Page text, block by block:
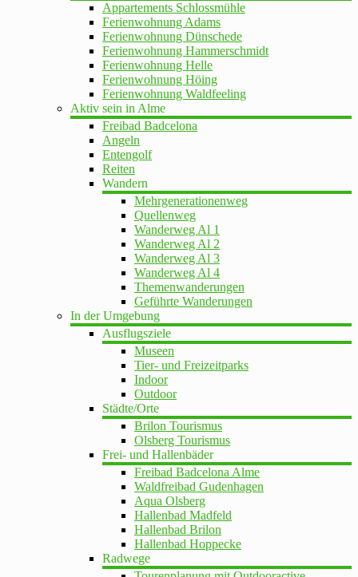
Appartements Schlossmühle
Ferienwohnung Adams
Ferienwohnung Dünschede
Ferienwohnung Hammerschmidt
Ferienwohnung Helle
Ferienwohnung Höing
Ferienwohnung Waldfeeling
Aktiv sein in Alme
Freibad Badcelona
Angeln
Entengolf
Reiten
Wandern
Mehrgenerationenweg
Quellenweg
Wanderweg Al 1
Wanderweg Al 2
Wanderweg Al 3
Wanderweg Al 4
Themenwanderungen
Geführte Wanderungen
In der Umgebung
Ausflugsziele
Museen
Tier- und Freizeitparks
Indoor
Outdoor
Städte/Orte
Brilon Tourismus
Olsberg Tourismus
Frei- und Hallenbäder
Freibad Badcelona Alme
Waldfreibad Gudenhagen
Aqua Olsberg
Hallenbad Madfeld
Hallenbad Brilon
Hallenbad Hoppecke
Radwege